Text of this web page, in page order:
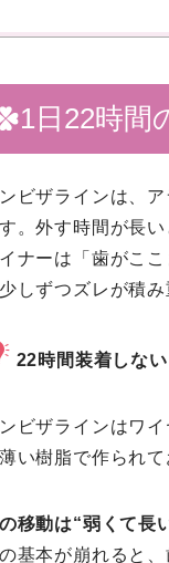
1日22時間
ビザラインは、
。外す時間が長
ナーは「歯がこ
しずつズレが積
22時間装着しな
ビザラインはワ
い樹脂で作られ
移動は“弱くて長
基本が崩れると